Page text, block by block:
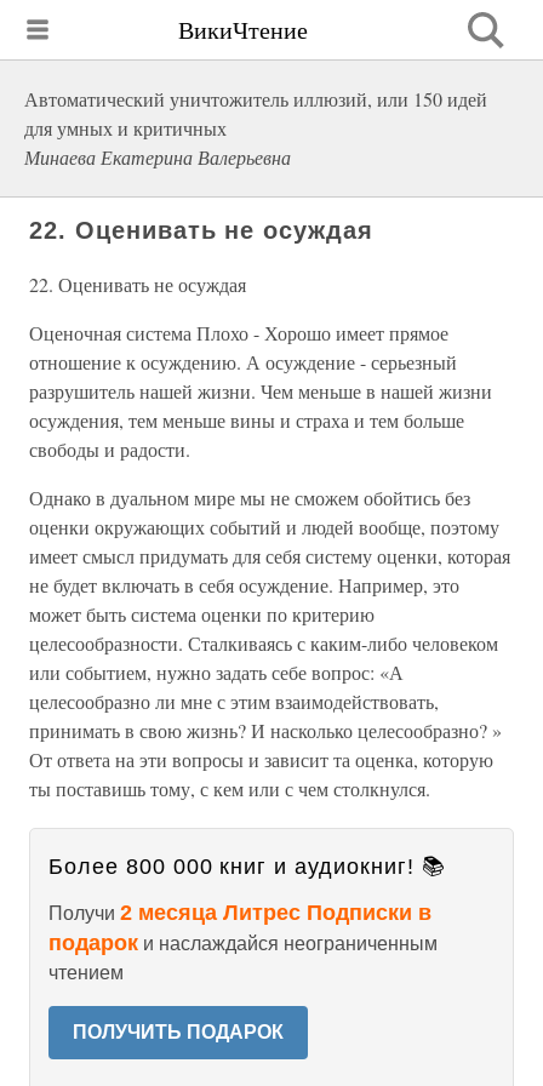
ВикиЧтение
Автоматический уничтожитель иллюзий, или 150 идей
для умных и критичных
Минаева Екатерина Валерьевна
22. Оценивать не осуждая
22. Оценивать не осуждая
Оценочная система Плохо - Хорошо имеет прямое
отношение к осуждению. А осуждение - серьезный
разрушитель нашей жизни. Чем меньше в нашей жизни
осуждения, тем меньше вины и страха и тем больше
свободы и радости.
Однако в дуальном мире мы не сможем обойтись без
оценки окружающих событий и людей вообще, поэтому
имеет смысл придумать для себя систему оценки, которая
не будет включать в себя осуждение. Например, это
может быть система оценки по критерию
целесообразности. Сталкиваясь с каким-либо человеком
или событием, нужно задать себе вопрос: «А
целесообразно ли мне с этим взаимодействовать,
принимать в свою жизнь? И насколько целесообразно? »
От ответа на эти вопросы и зависит та оценка, которую
ты поставишь тому, с кем или с чем столкнулся.
Более 800 000 книг и аудиокниг! 📚
Получи 2 месяца Литрес Подписки в
подарок и наслаждайся неограниченным
чтением
ПОЛУЧИТЬ ПОДАРОК